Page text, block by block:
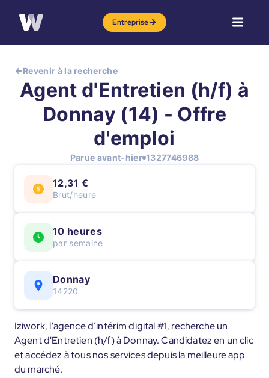
Entreprise
Revenir à la recherche
Agent d'Entretien (h/f) à
Donnay (14) - Offre
d'emploi
Parue avant-hier 1327746988
12,31 €
Brut/heure
10 heures
par semaine
Donnay
14220
Iziwork, l'agence d’intérim digital #1, recherche un
Agent d'Entretien (h/f) à Donnay. Candidatez en un clic
et accédez à tous nos services depuis la meilleure app
du marché.